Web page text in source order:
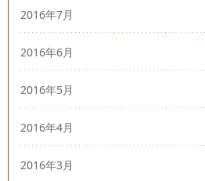
2016年7月
2016年6月
2016年5月
2016年4月
2016年3月